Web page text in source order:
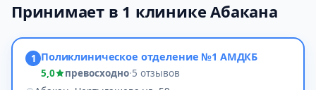
Принимает в 1 клинике Абакана
1 Поликлиническое отделение №1 АМДКБ
5,0 превосходно·5 отзывов